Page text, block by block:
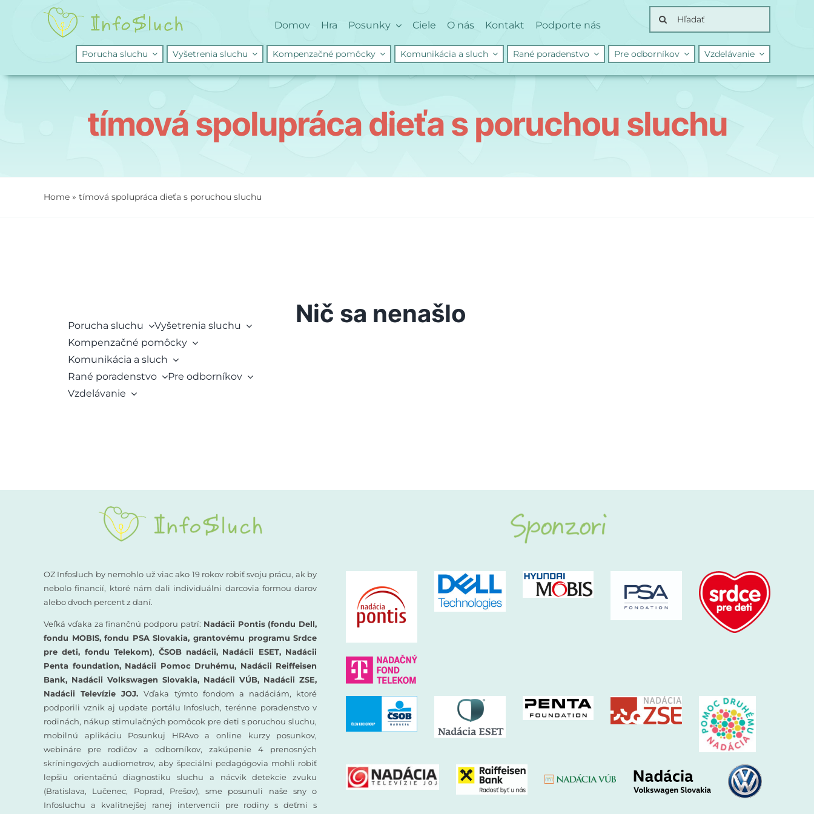
Domov Hra Posunky Ciele O nás Kontakt Podporte nás
Search
for:
Porucha sluchu Vyšetrenia sluchu Kompenzačné pomôcky Komunikácia a sluch Rané poradenstvo Pre odborníkov Vzdelávanie
tímová spolupráca dieťa s poruchou sluchu
Home » tímová spolupráca dieťa s poruchou sluchu
Porucha sluchu
Vyšetrenia sluchu
Kompenzačné pomôcky
Komunikácia a sluch
Rané poradenstvo
Pre odborníkov
Vzdelávanie
Nič sa nenašlo
OZ Infosluch by nemohlo už viac ako 19 rokov robiť svoju prácu, ak by
nebolo financií, ktoré nám dali individuálni darcovia formou darov
alebo dvoch percent z daní.
Veľká vďaka za finančnú podporu patrí: Nadácii Pontis (fondu Dell,
fondu MOBIS, fondu PSA Slovakia, grantovému programu Srdce
pre deti, fondu Telekom), ČSOB nadácii, Nadácii ESET, Nadácii
Penta foundation, Nadácii Pomoc Druhému, Nadácii Reiffeisen
Bank, Nadácii Volkswagen Slovakia, Nadácii VÚB, Nadácii ZSE,
Nadácii Televízie JOJ.Vďaka týmto fondom a nadáciám, ktoré
podporili vznik aj update portálu Infosluch, terénne poradenstvo v
rodinách, nákup stimulačných pomôcok pre deti s poruchou sluchu,
mobilnú aplikáciu Posunkuj HRAvo a online kurzy posunkov,
webináre pre rodičov a odborníkov, zakúpenie 4 prenosných
skríningových audiometrov, aby špeciálni pedagógovia mohli robiť
lepšiu orientačnú diagnostiku sluchu a nácvik detekcie zvuku
(Bratislava, Lučenec, Poprad, Prešov), sme posunuli naše sny o
Infosluchu a kvalitnejšej ranej intervencii pre rodiny s deťmi s